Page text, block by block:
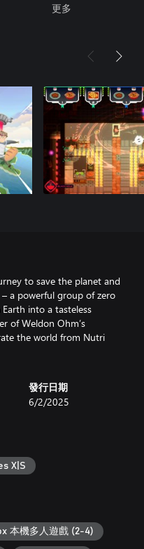
更多
to save the planet and
a powerful group of zero
into a tasteless
of Weldon Ohm’s
the world from Nutri
發行日期
6/2/2025
X|S
本機多人遊戲 (2-4)